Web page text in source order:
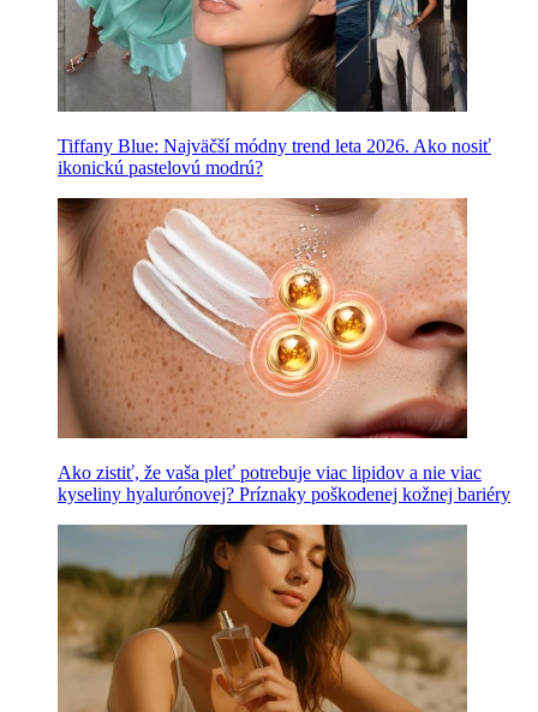
Tiffany Blue: Najväčší módny trend leta 2026. Ako nosiť
ikonickú pastelovú modrú?
Ako zistiť, že vaša pleť potrebuje viac lipidov a nie viac
kyseliny hyalurónovej? Príznaky poškodenej kožnej bariéry